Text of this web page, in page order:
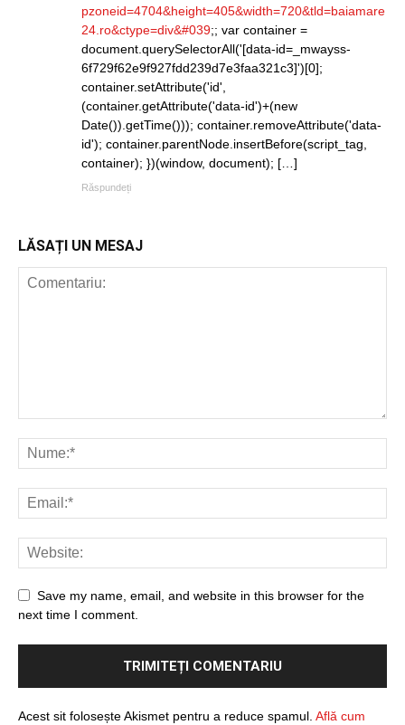
pzoneid=4704&height=405&width=720&tld=baiamare
24.ro&ctype=div&#039;; var container =
document.querySelectorAll('[data-id=_mwayss-
6f729f62e9f927fdd239d7e3faa321c3]')[0];
container.setAttribute('id',
(container.getAttribute('data-id')+(new
Date()).getTime())); container.removeAttribute('data-
id'); container.parentNode.insertBefore(script_tag,
container); })(window, document); […]
Răspundeți
LĂSAȚI UN MESAJ
Save my name, email, and website in this browser for the
next time I comment.
Acest sit folosește Akismet pentru a reduce spamul. Află cum